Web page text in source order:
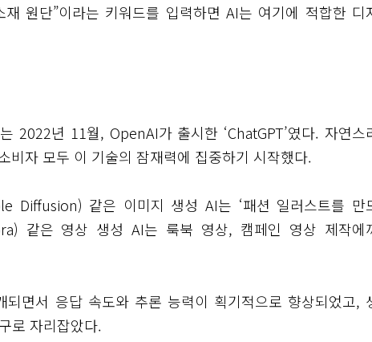
원단”이라는 키워드를 입력하면 AI는 여기에 적합한 디
2022년 11월, OpenAI가 출시한 ‘ChatGPT’였다. 자연스
비자 모두 이 기술의 잠재력에 집중하기 시작했다.
Diffusion) 같은 이미지 생성 AI는 ‘패션 일러스트를 만
같은 영상 생성 AI는 룩북 영상, 캠페인 영상 제작에
면서 응답 속도와 추론 능력이 획기적으로 향상되었고,
로 자리잡았다.